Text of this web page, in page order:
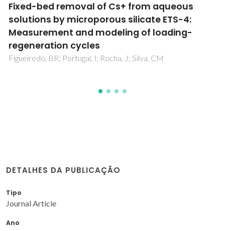
of Cs+ from aqueous
silicate ETS-4:
and modeling of loading-
cycles
I; Rocha, J; Silva, CM
Rocha, J; Lin, Z
DETALHES DA PUBLICAÇÃO
Tipo
Journal Article
Ano